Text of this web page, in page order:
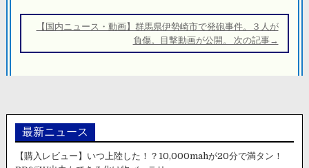
ー 【国内ニュース・動画】群馬県伊勢崎市で発砲事件。３人が
負傷。目撃動画が公開。 次の記事→
最新ニュース
【購入レビュー】いつ上陸した！？10,000mahが20分で満タン！